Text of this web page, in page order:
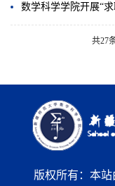
数学科学学院开展“
共27
版权所有：本